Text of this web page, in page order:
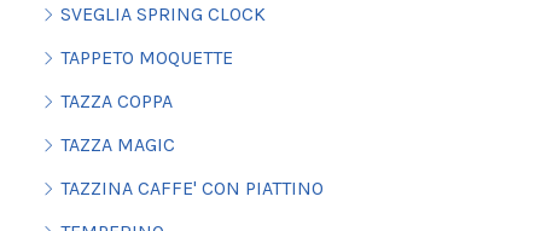
SVEGLIA SPRING CLOCK
TAPPETO MOQUETTE
TAZZA COPPA
TAZZA MAGIC
TAZZINA CAFFE' CON PIATTINO